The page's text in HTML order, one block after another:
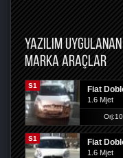
YAZILIM
MARKA ARAÇLAR
S1 Fiat
1.6 Mjet
S1 Fiat
1.6 Mjet